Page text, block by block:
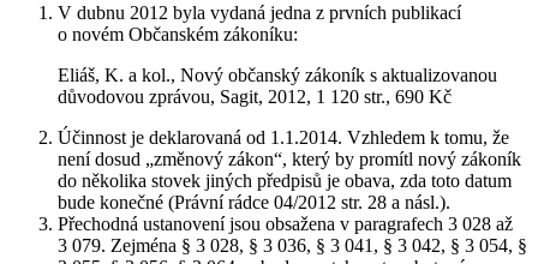
V dubnu 2012 byla vydaná jedna z prvních publikací
o novém Občanském zákoníku:
Eliáš, K. a kol., Nový občanský zákoník s aktualizovanou
důvodovou zprávou, Sagit, 2012, 1 120 str., 690 Kč
Účinnost je deklarovaná od 1.1.2014. Vzhledem k tomu, že
není dosud „změnový zákon“, který by promítl nový zákoník
do několika stovek jiných předpisů je obava, zda toto datum
bude konečné (Právní rádce 04/2012 str. 28 a násl.).
Přechodná ustanovení jsou obsažena v paragrafech 3 028 až
3 079. Zejména § 3 028, § 3 036, § 3 041, § 3 042, § 3 054, §